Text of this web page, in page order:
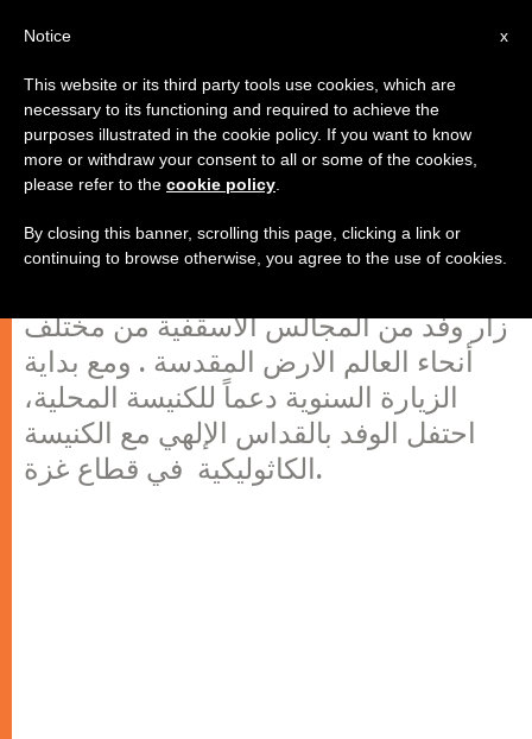
أساقفة العالم ينادون من أجل قادة
للأمل في الأرض المقدسة
زار وفد من المجالس الأسقفية من مختلف
أنحاء العالم الارض المقدسة . ومع بداية
الزيارة السنوية دعماً للكنيسة المحلية،
احتفل الوفد بالقداس الإلهي مع الكنيسة
الكاثوليكية في قطاع غزة.
x
Notice
This website or its third party tools use cookies, which are
necessary to its functioning and required to achieve the
purposes illustrated in the cookie policy. If you want to know
more or withdraw your consent to all or some of the cookies,
please refer to the cookie policy
By closing this banner, scrolling this page, clicking a link or
continuing to browse otherwise, you agree to the use of cookies.